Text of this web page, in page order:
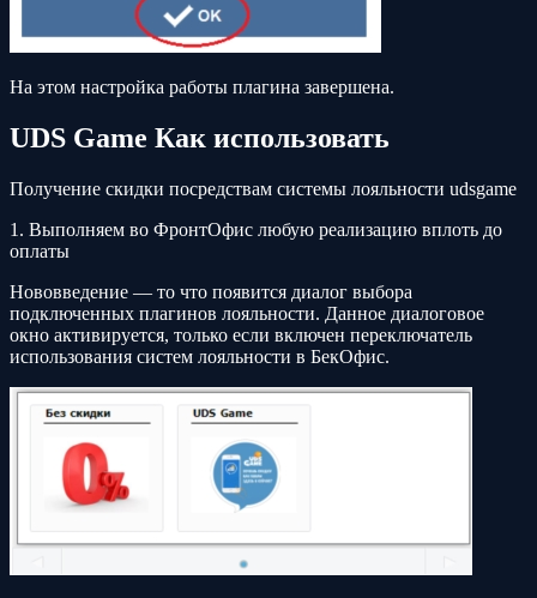
На этом настройка работы плагина завершена.
UDS Game Как использовать
Получение скидки посредствам системы лояльности udsgame
1. Выполняем во ФронтОфис любую реализацию вплоть до
оплаты
Нововведение — то что появится диалог выбора
подключенных плагинов лояльности. Данное диалоговое
окно активируется, только если включен переключатель
использования систем лояльности в БекОфис.